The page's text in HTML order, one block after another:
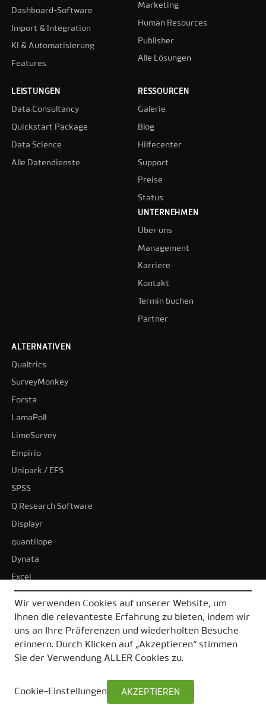
Dashboard-Software
Import & Integration
KI & Automatisierung
Features
Marketing
Human Resources
Publisher
Alle Lösungen
LEISTUNGEN
Data Consultancy
Quickstart Package
Data Science
Alle Datendienste
RESSOURCEN
Galerie
Blog
Hilfecenter
Support
Preise
Status
UNTERNEHMEN
Über uns
Management
Karriere
Kontakt
Termin buchen
Partner
ALTERNATIVEN
Qualtrics
SurveyMonkey
Forsta
LamaPoll
LimeSurvey
Empirio
Unipark / EFS
SPSS
Q Research Software
Displayr
quantilope
Dynata
Excel
Tableau
Power BI
Alle Alternativen
Wir verwenden Cookies auf unserer Website, um
Ihnen die relevanteste Erfahrung zu bieten, indem wir
uns an Ihre Präferenzen und wiederholten Besuche
erinnern. Durch Klicken auf „Akzeptieren“ stimmen
Sie der Verwendung ALLER Cookies zu.
Cookie-Einstellungen AKZEPTIEREN